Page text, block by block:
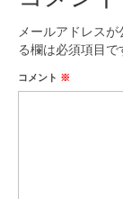
メールアドレスが
る欄は必須項目で
コメント ※